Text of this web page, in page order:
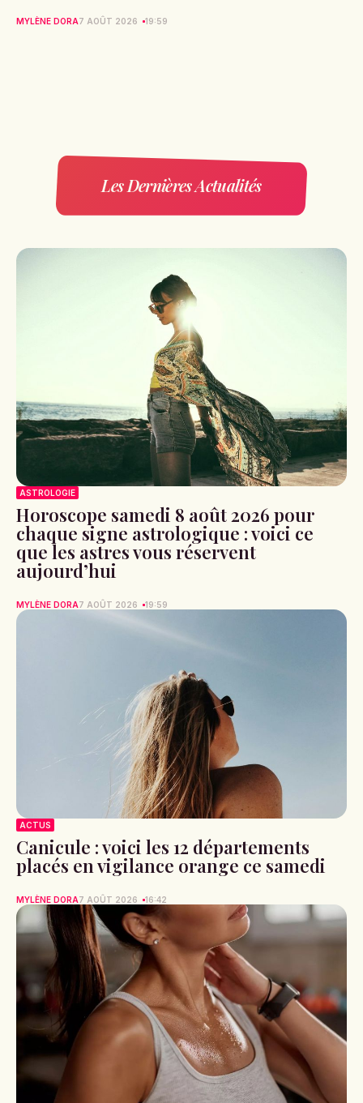
MYLÈNE DORA7 AOÛT 2026 19:59
Les Dernières Actualités
ASTROLOGIE
Horoscope samedi 8 août 2026 pour
chaque signe astrologique : voici ce
que les astres vous réservent
aujourd’hui
MYLÈNE DORA7 AOÛT 2026 19:59
ACTUS
Canicule : voici les 12 départements
placés en vigilance orange ce samedi
MYLÈNE DORA7 AOÛT 2026 16:42